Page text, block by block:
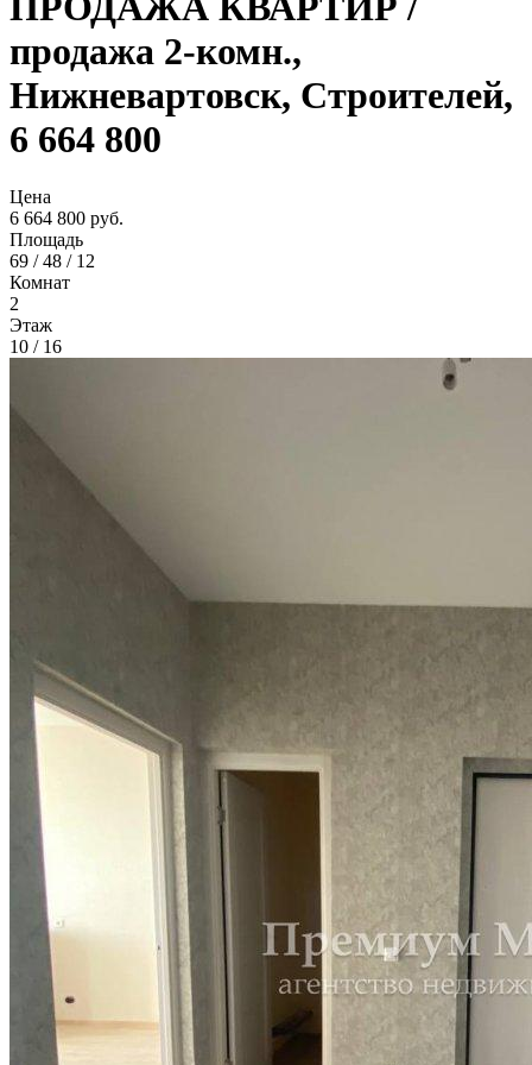
продажа 2-комн.,
Нижневартовск, Строителей,
6 664 800
Цена
6 664 800 руб.
Площадь
69 / 48 / 12
Комнат
2
Этаж
10 / 16